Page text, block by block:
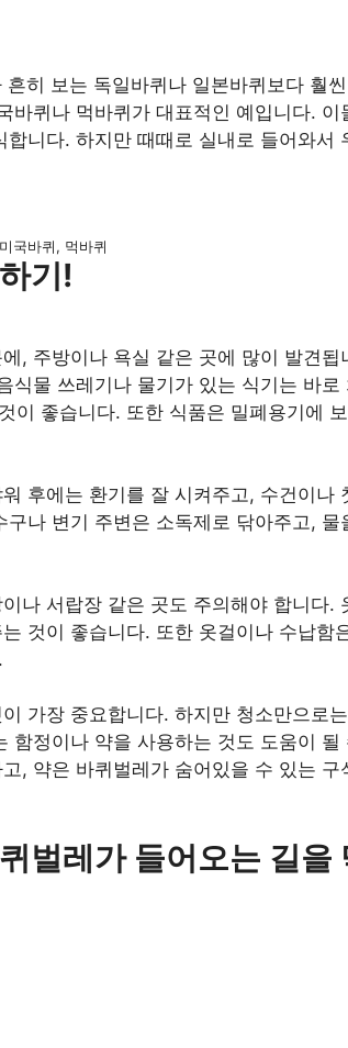
히 보는 독일바퀴나 일본바퀴보다 훨
바퀴나 먹바퀴가 대표적인 예입니다. 이
니다. 하지만 때때로 실내로 들어와서
국바퀴, 먹바퀴
기!
, 주방이나 욕실 같은 곳에 많이 발견됩
식물 쓰레기나 물기가 있는 식기는 바로
이 좋습니다. 또한 식품은 밀폐용기에
후에는 환기를 잘 시켜주고, 수건이나
나 변기 주변은 소독제로 닦아주고, 물
나 서랍장 같은 곳도 주의해야 합니다.
것이 좋습니다. 또한 옷걸이나 수납함
가장 중요합니다. 하지만 청소만으로
정이나 약을 사용하는 것도 도움이 될
, 약은 바퀴벌레가 숨어있을 수 있는 구
벌레가 들어오는 길을